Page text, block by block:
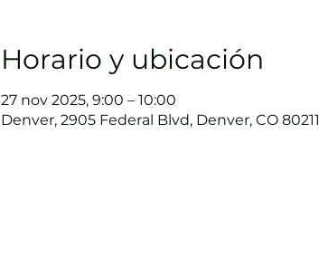
Horario y ubicación
27 nov 2025, 9:00 – 10:00
Denver, 2905 Federal Blvd, Denver, CO 80211